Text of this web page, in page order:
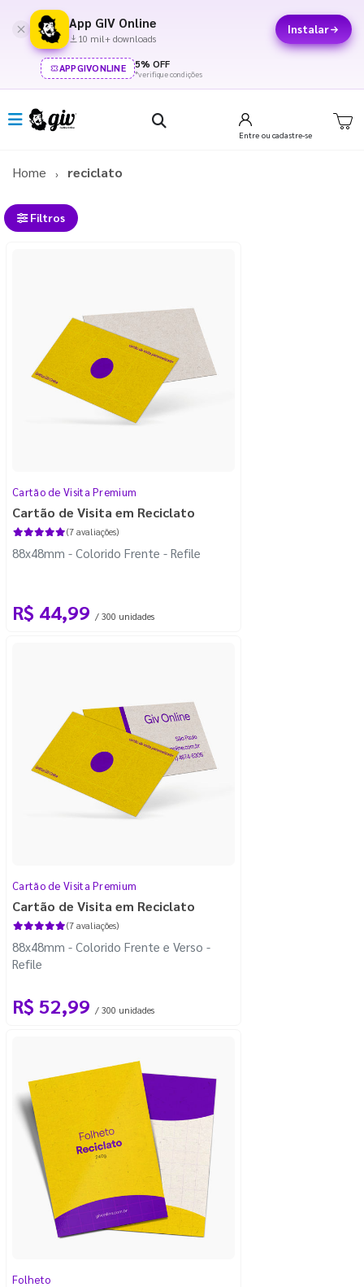
App GIV Online
10 mil+ downloads
Instalar
APPGIVONLINE 5% OFF
*verifique condições
Entre ou cadastre-se
Home reciclato
Filtros
Cartão de Visita Premium
Cartão de Visita em Reciclato
(7 avaliações)
88x48mm - Colorido Frente - Refile
R$ 44,99 / 300 unidades
Cartão de Visita Premium
Cartão de Visita em Reciclato
(7 avaliações)
88x48mm - Colorido Frente e Verso -
Refile
R$ 52,99 / 300 unidades
Folheto